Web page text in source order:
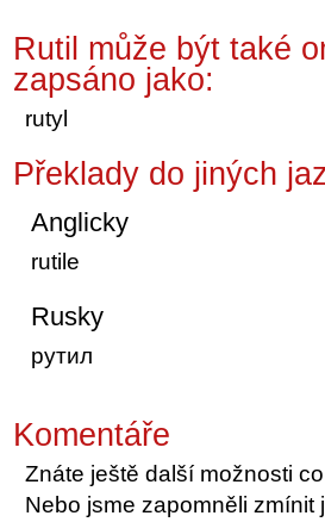
Rutil může být také
zapsáno jako:
rutyl
Překlady do jiných
Anglicky
rutile
Rusky
рутил
Komentáře
Znáte ještě další možnosti
Nebo jsme zapomněli zmínit